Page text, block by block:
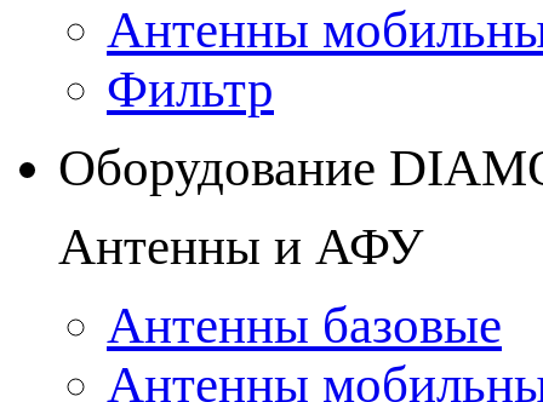
Антенны
Фильтр
Оборудование
Антенны и АФУ
Антенны базовые
Антенны